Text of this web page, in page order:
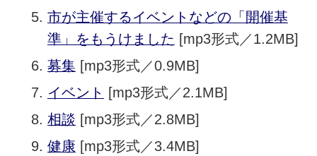
市が主催するイベントなどの「開催基
準」をもうけました [mp3形式／1.2MB]
募集 [mp3形式／0.9MB]
イベント
[mp3形式／2.1MB]
相談 [mp3形式／2.8MB]
健康 [mp3形式／3.4MB]